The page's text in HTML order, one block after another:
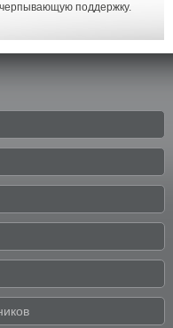
поддержку.